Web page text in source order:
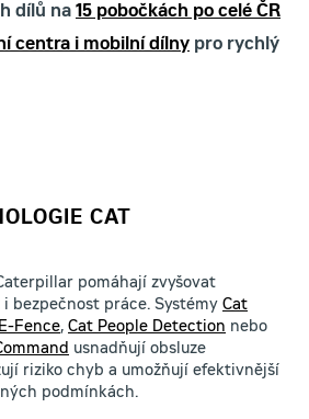
dílů na 15 pobočkách po celé ČR
centra i mobilní dílny pro rychlý
CAT
pomáhají zvyšovat
bezpečnost práce. Systémy Cat
Fence, Cat People Detection nebo
usnadňují obsluze
riziko chyb a umožňují efektivnější
podmínkách.